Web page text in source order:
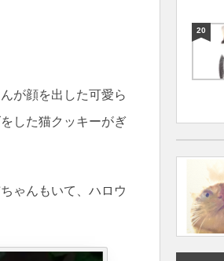
が顔を出した可愛ら
した猫クッキーがぎ
ゃんもいて、ハロウ
20